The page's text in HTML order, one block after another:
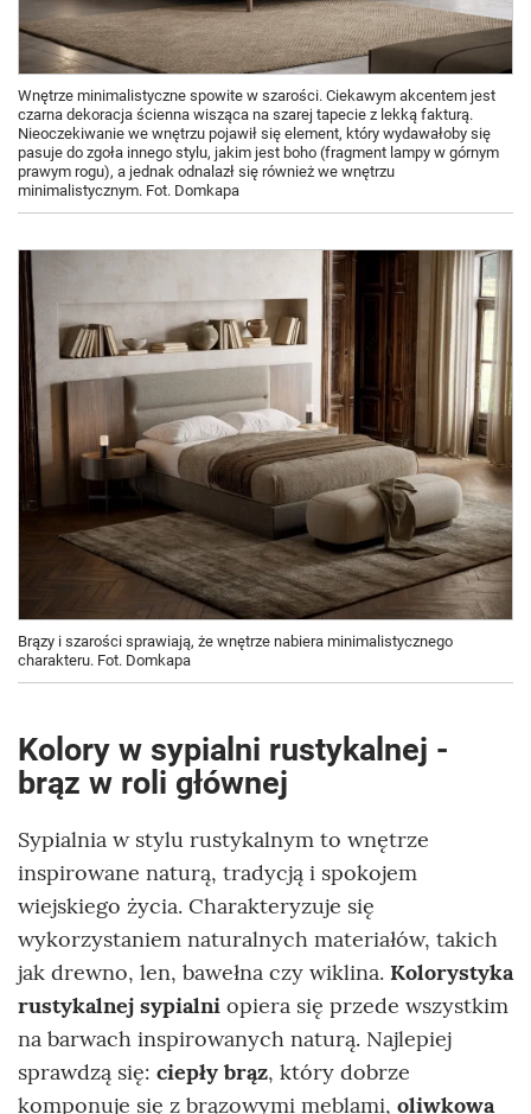
Wnętrze minimalistyczne spowite w szarości. Ciekawym akcentem jest
czarna dekoracja ścienna wisząca na szarej tapecie z lekką fakturą.
Nieoczekiwanie we wnętrzu pojawił się element, który wydawałoby się
pasuje do zgoła innego stylu, jakim jest boho (fragment lampy w górnym
prawym rogu), a jednak odnalazł się również we wnętrzu
minimalistycznym. Fot. Domkapa
Brązy i szarości sprawiają, że wnętrze nabiera minimalistycznego
charakteru. Fot. Domkapa
Kolory w sypialni rustykalnej -
brąz w roli głównej
Sypialnia w stylu rustykalnym to wnętrze
inspirowane naturą, tradycją i spokojem
wiejskiego życia. Charakteryzuje się
wykorzystaniem naturalnych materiałów, takich
jak drewno, len, bawełna czy wiklina. Kolorystyka
rustykalnej sypialni opiera się przede wszystkim
na barwach inspirowanych naturą. Najlepiej
sprawdzą się: ciepły brąz, który dobrze
komponuje się z brązowymi meblami, oliwkowa